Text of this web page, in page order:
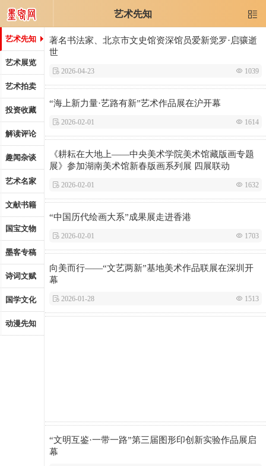
艺术先知 
艺术先知
艺术展览
艺术拍卖
投资收藏
解读评论
趣闻杂谈
艺术名家
文献书籍
国宝文物
墨客专稿
诗词文赋
国学文化
动漫先知
著名书法家、北京市文史馆资深馆员爱新觉罗·启骧逝
世
 2026-04-23  1039
“海上新力量·艺路有新”艺术作品展在沪开幕
 2026-02-01  1614
《耕耘在大地上——中央美术学院美术馆藏版画专题
展》参加湖南美术馆新春版画系列展 四展联动
 2026-02-01  1632
“中国历代绘画大系”成果展走进香港
 2026-02-01  1703
向美而行——“文艺两新”基地美术作品联展在深圳开
幕
 2026-01-28  1513
“文明互鉴·一带一路”第三届图形印创新实验作品展启
幕